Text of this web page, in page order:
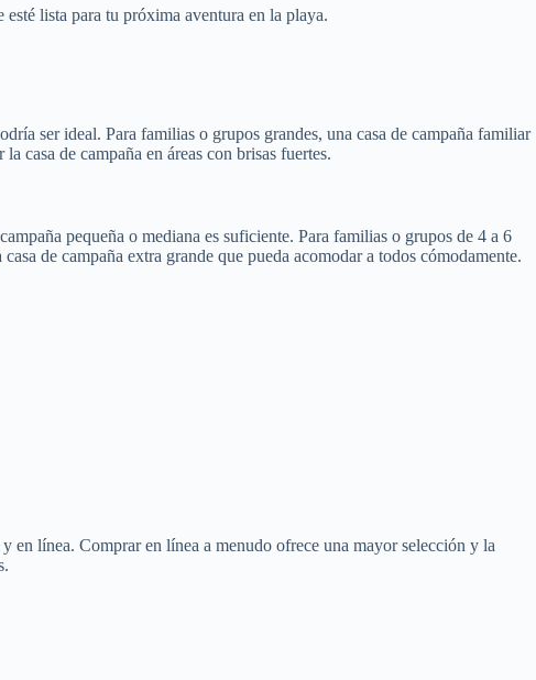
lista para tu próxima aventura en la playa.
ser ideal. Para familias o grupos grandes, una casa de campaña familiar
casa de campaña en áreas con brisas fuertes.
pequeña o mediana es suficiente. Para familias o grupos de 4 a 6
de campaña extra grande que pueda acomodar a todos cómodamente.
en línea. Comprar en línea a menudo ofrece una mayor selección y la